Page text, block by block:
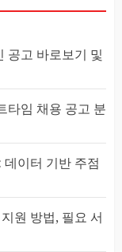
공고 바로보기 및
타임 채용 공고 분
이터 기반 주점
원 방법, 필요 서